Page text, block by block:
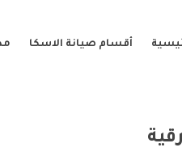
أقسام صيانة الاسكا